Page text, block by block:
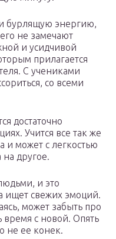
бурлящую энергию,
не замечают
и усидчивой
прилагается
С учениками
со всеми
достаточно
Учится все так же
может с легкостью
на другое.
и это
ищет свежих эмоций.
может забыть про
с новой. Опять
не ее конек.